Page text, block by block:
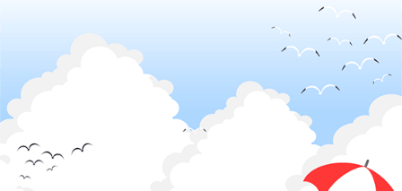
白河自動車学校
北海道
苫小牧中野自動